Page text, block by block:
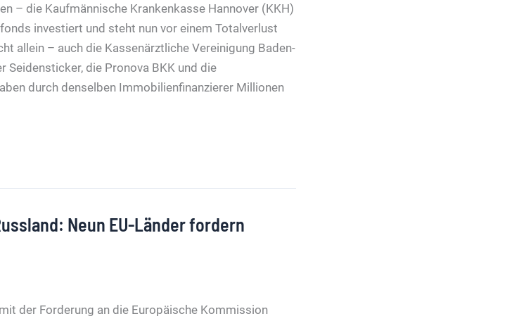
– die Kaufmännische Krankenkasse Hannover (KKH)
investiert und steht nun vor einem Totalverlust
allein – auch die Kassenärztliche Vereinigung Baden-
die Pronova BKK und die
durch denselben Immobilienfinanzierer Millionen
Neun EU-Länder fordern
der Forderung an die Europäische Kommission